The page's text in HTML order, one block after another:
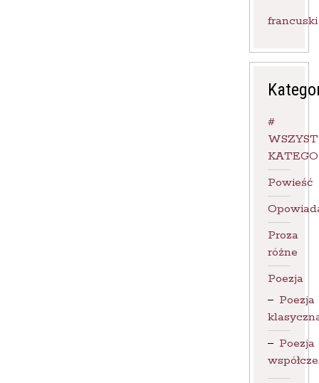
francuski
#
Powieść
Proza
różne
Poezja
Poezja
Poezja